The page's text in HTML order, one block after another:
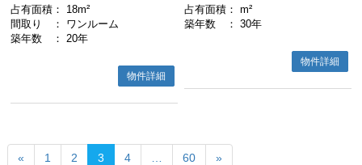
占有面積 ： 18m²
間取り
： ワンルーム
築年数
： 20年
物件詳細
占有面積 ： m²
築年数
： 30年
物件詳細
« 1 2 3 4 60 »